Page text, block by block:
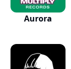
Aurora